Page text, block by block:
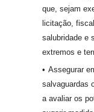
que, sejam
licitação,
salubridade e
extremos e
Assegurar
salvaguardas
a avaliar os